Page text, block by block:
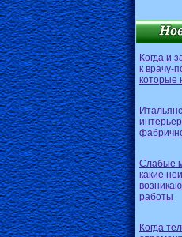
Когда и
к врачу-
которые
Слабые
какие
работы
Когда